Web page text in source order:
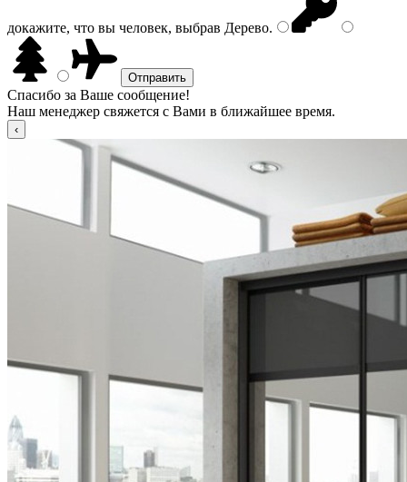
докажите, что вы человек, выбрав Дерево.
Спасибо за Ваше сообщение!
Наш менеджер свяжется с Вами в ближайшее время.